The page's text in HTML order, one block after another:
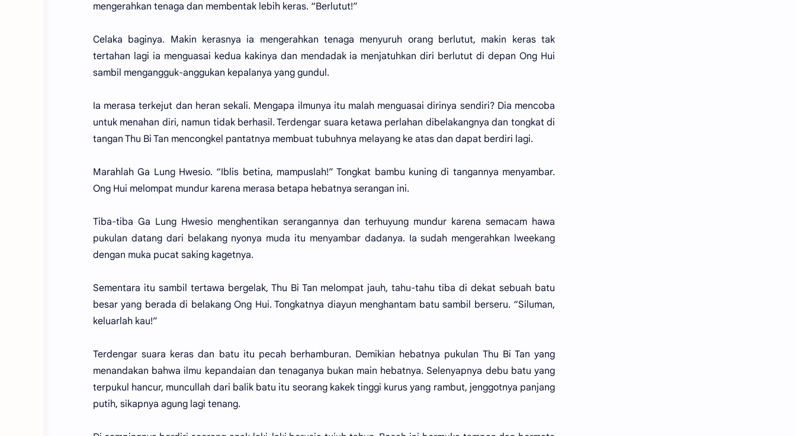
mengerahkan tenaga dan membentak lebih keras. “Berlutut!”
Celaka baginya. Makin kerasnya ia mengerahkan tenaga menyuruh orang berlutut, makin keras tak
tertahan lagi ia menguasai kedua kakinya dan mendadak ia menjatuhkan diri berlutut di depan Ong Hui
sambil mengangguk-anggukan kepalanya yang gundul.
Ia merasa terkejut dan heran sekali. Mengapa ilmunya itu malah menguasai dirinya sendiri? Dia mencoba
untuk menahan diri, namun tidak berhasil. Terdengar suara ketawa perlahan dibelakangnya dan tongkat di
tangan Thu Bi Tan mencongkel pantatnya membuat tubuhnya melayang ke atas dan dapat berdiri lagi.
Marahlah Ga Lung Hwesio. “Iblis betina, mampuslah!” Tongkat bambu kuning di tangannya menyambar.
Ong Hui melompat mundur karena merasa betapa hebatnya serangan ini.
Tiba-tiba Ga Lung Hwesio menghentikan serangannya dan terhuyung mundur karena semacam hawa
pukulan datang dari belakang nyonya muda itu menyambar dadanya. Ia sudah mengerahkan lweekang
dengan muka pucat saking kagetnya.
Sementara itu sambil tertawa bergelak, Thu Bi Tan melompat jauh, tahu-tahu tiba di dekat sebuah batu
besar yang berada di belakang Ong Hui. Tongkatnya diayun menghantam batu sambil berseru. “Siluman,
keluarlah kau!”
Terdengar suara keras dan batu itu pecah berhamburan. Demikian hebatnya pukulan Thu Bi Tan yang
menandakan bahwa ilmu kepandaian dan tenaganya bukan main hebatnya. Selenyapnya debu batu yang
terpukul hancur, muncullah dari balik batu itu seorang kakek tinggi kurus yang rambut, jenggotnya panjang
putih, sikapnya agung lagi tenang.